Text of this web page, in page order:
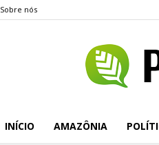
Sobre nós
INÍCIO AMAZÔNIA